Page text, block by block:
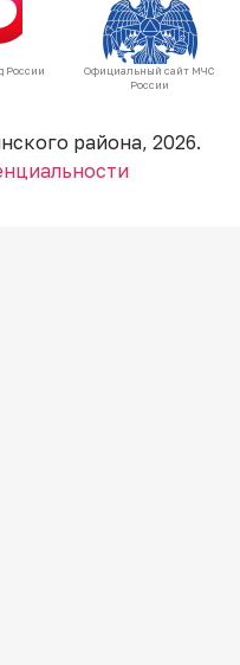
России
Официальный сайт МЧС
России
района, 2026.